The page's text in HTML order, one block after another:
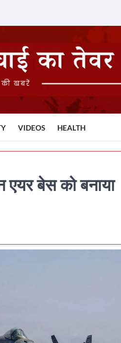
VIDEOS HEALTH
एयर बेस को बनाया